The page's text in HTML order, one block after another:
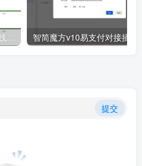
Java+Vue+Mysql+maven在线招投标系统源码-高校招标系统源码 智简魔方v10易支付对接插件
提交